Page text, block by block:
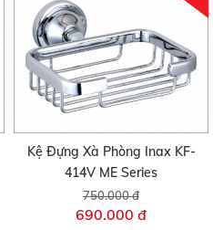
Kệ Đựng Xà Phòng Inax KF-
414V ME Series
750.000 đ
690.000 đ